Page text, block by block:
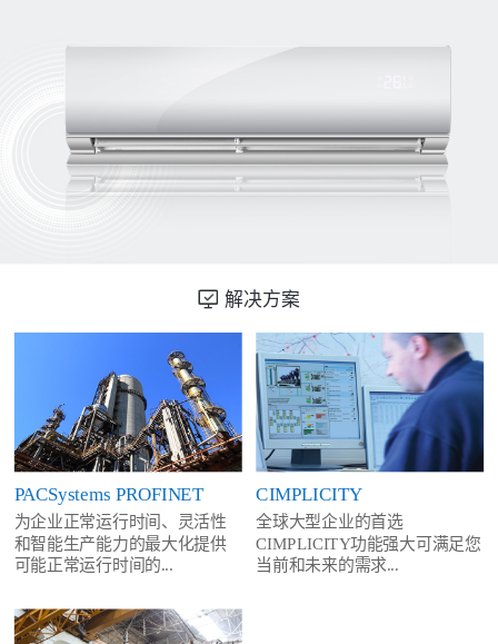
解决方案
PACSystems PROFINET
为企业正常运行时间、灵活性
和智能生产能力的最大化提供
可能正常运行时间的...
CIMPLICITY
全球大型企业的首选
CIMPLICITY功能强大可满足您
当前和未来的需求...